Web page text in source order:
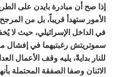
إذا صح أن مبادرة بايدن على
الأمور ستهدأ قريباً، بل من
في الداخل الإسرائيلي، حيث لا
سموتريتش رغبتيهما في إفشال
للنار بدايةً، يليه وقف الأعمال
الاثنان وصفا الصفقة المحتملة